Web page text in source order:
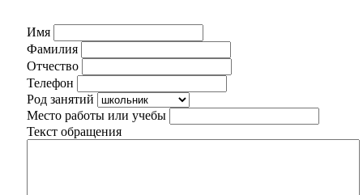
Имя
Фамилия
Отчество
Телефон
Род занятий
Место работы или учебы
Текст обращения